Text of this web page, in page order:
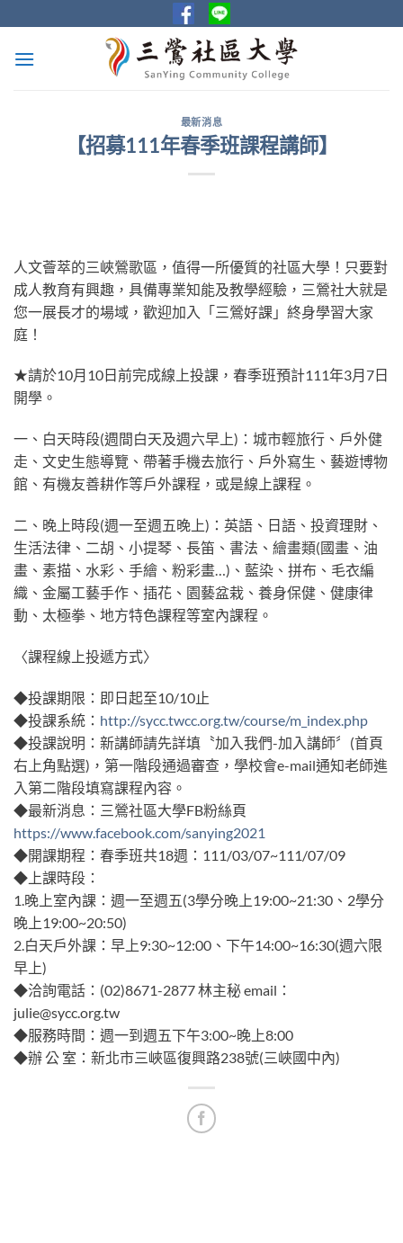
to
content
最新消息
【招募111年春季班課程講師】
人文薈萃的三峽鶯歌區，值得一所優質的社區大學！只要對
成人教育有興趣，具備專業知能及教學經驗，三鶯社大就是
您一展長才的場域，歡迎加入「三鶯好課」終身學習大家
庭！
★請於10月10日前完成線上投課，春季班預計111年3月7日
開學。
一、白天時段(週間白天及週六早上)：城市輕旅行、戶外健
走、文史生態導覽、帶著手機去旅行、戶外寫生、藝遊博物
館、有機友善耕作等戶外課程，或是線上課程。
二、晚上時段(週一至週五晚上)：英語、日語、投資理財、
生活法律、二胡、小提琴、長笛、書法、繪畫類(國畫、油
畫、素描、水彩、手繪、粉彩畫…)、藍染、拼布、毛衣編
織、金屬工藝手作、插花、園藝盆栽、養身保健、健康律
動、太極拳、地方特色課程等室內課程。
〈課程線上投遞方式〉
◆投課期限：即日起至10/10止
◆投課系統： http://sycc.twcc.org.tw/course/m_index.php
◆投課說明：新講師請先詳填〝加入我們-加入講師〞(首頁
右上角點選)，第一階段通過審查，學校會e-mail通知老師進
入第二階段填寫課程內容。
◆最新消息：三鶯社區大學FB粉絲頁
https://www.facebook.com/sanying2021
◆開課期程：春季班共18週：111/03/07~111/07/09
◆上課時段：
1.晚上室內課：週一至週五(3學分晚上19:00~21:30、2學分
晚上19:00~20:50)
2.白天戶外課：早上9:30~12:00、下午14:00~16:30(週六限
早上)
◆洽詢電話：(02)8671-2877 林主秘 email：
julie@sycc.org.tw
◆服務時間：週一到週五下午3:00~晚上8:00
◆辦 公 室：新北市三峽區復興路238號(三峽國中內)